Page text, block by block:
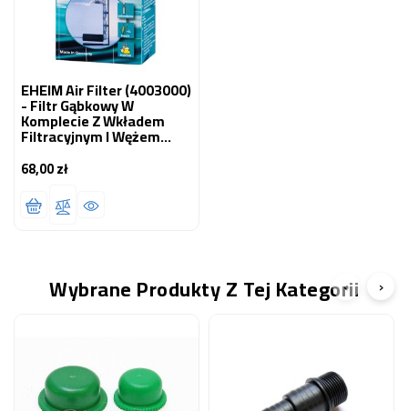
EHEIM Air Filter (4003000)
- Filtr Gąbkowy W
Komplecie Z Wkładem
Filtracyjnym I Wężem
Powietrza
68,00 złCena
Wybrane Produkty Z Tej Kategorii
‹ ›